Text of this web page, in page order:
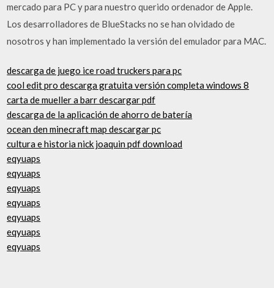
mercado para PC y para nuestro querido ordenador de Apple.
Los desarrolladores de BlueStacks no se han olvidado de
nosotros y han implementado la versión del emulador para MAC.
descarga de juego ice road truckers para pc
cool edit pro descarga gratuita versión completa windows 8
carta de mueller a barr descargar pdf
descarga de la aplicación de ahorro de batería
ocean den minecraft map descargar pc
cultura e historia nick joaquin pdf download
eqyuaps
eqyuaps
eqyuaps
eqyuaps
eqyuaps
eqyuaps
eqyuaps